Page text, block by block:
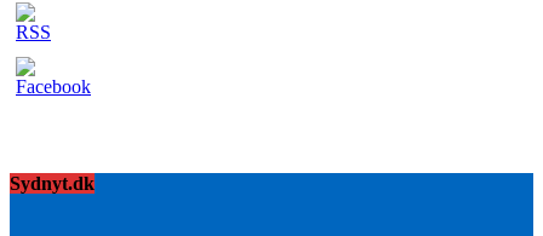
Sydnyt.dk